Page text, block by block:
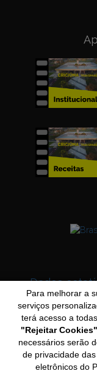
Para melhorar a
serviços
terá acesso a
"Rejeitar Cookies"
necessários serão
de privacidade
eletrônicos do
Dados